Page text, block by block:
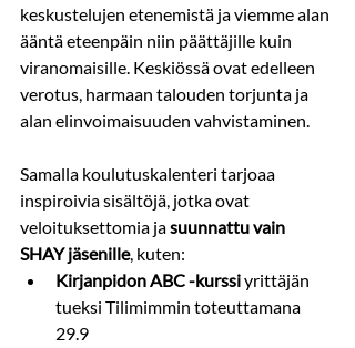
keskustelujen etenemistä ja viemme alan
ääntä eteenpäin niin päättäjille kuin
viranomaisille. Keskiössä ovat edelleen
verotus, harmaan talouden torjunta ja
alan elinvoimaisuuden vahvistaminen.
Samalla koulutuskalenteri tarjoaa
inspiroivia sisältöjä, jotka ovat
veloituksettomia ja suunnattu vain
SHAY jäsenille, kuten:
Kirjanpidon ABC -kurssi yrittäjän
tueksi Tilimimmin toteuttamana
29.9